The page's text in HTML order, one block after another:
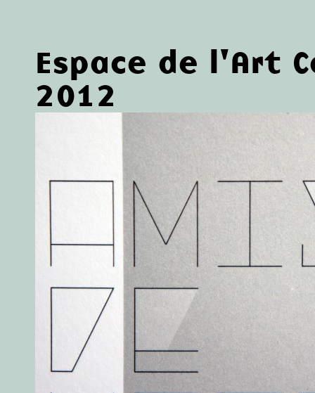
Espace de l'Art
2012